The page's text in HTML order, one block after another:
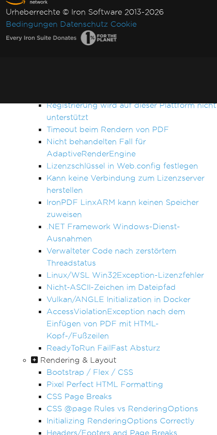
IronPDF kann eine bestimmte PDF-Datei
nicht öffnen / analysieren
IronPDF native Ausnahme
IronPDFAssemblyVersionMismatchException
Registrierung wird auf dieser Plattform nicht
unterstützt
Timeout beim Rendern von PDF
Nicht behandelten Fall für
AdaptiveRenderEngine
Lizenzschlüssel in Web.config festlegen
Kann keine Verbindung zum Lizenzserver
herstellen
IronPDF LinxARM kann keinen Speicher
zuweisen
.NET Framework Windows-Dienst-
Ausnahmen
Verwalteter Code nach zerstörtem
Threadstatus
Linux/WSL Win32Exception-Lizenzfehler
Nicht-ASCII-Zeichen im Dateipfad
Vulkan/ANGLE Initialization in Docker
AccessViolationException nach dem
Einfügen von PDF mit HTML-
Kopf-/Fußzeilen
ReadyToRun FailFast Absturz
Rendering & Layout
Bootstrap / Flex / CSS
Pixel Perfect HTML Formatting
CSS Page Breaks
CSS @page Rules vs RenderingOptions
Initializing RenderingOptions Correctly
Headers/Footers and Page Breaks
Urheberrechte © Iron Software 2013-2026
Bedingungen Datenschutz Cookie